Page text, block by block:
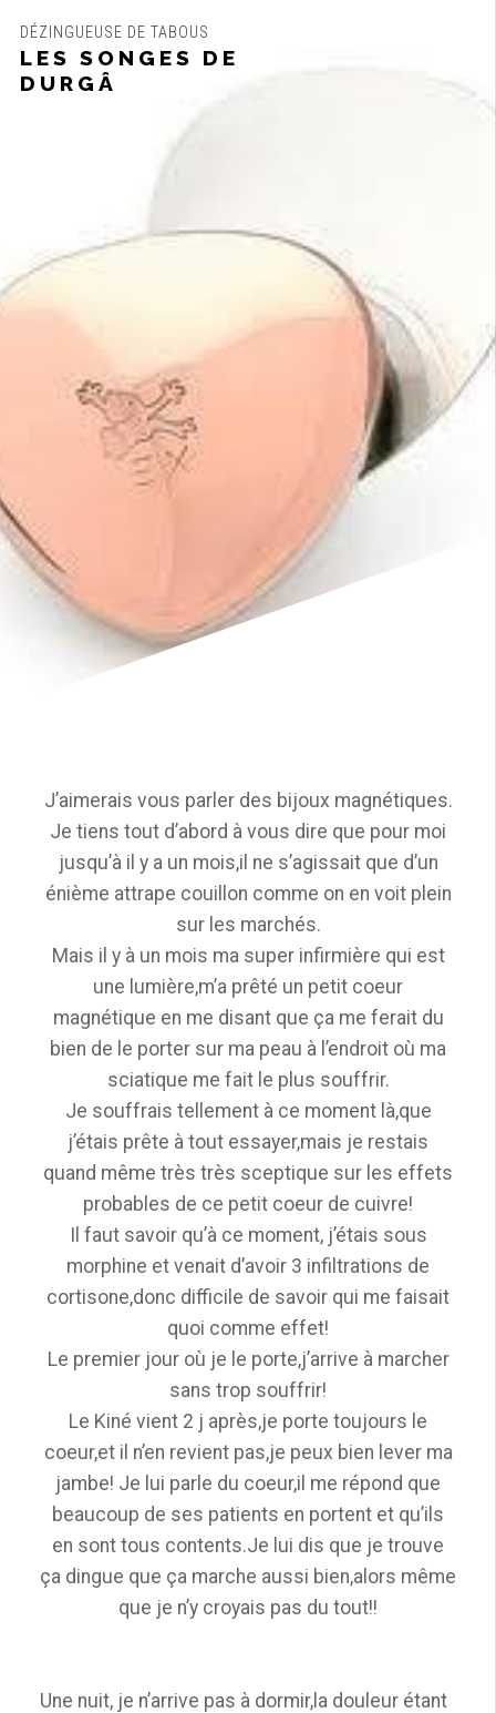
DÉZINGUEUSE DE TABOUS
LES SONGES DE
DURGÂ
J’aimerais vous parler des bijoux magnétiques.
Je tiens tout d’abord à vous dire que pour moi
jusqu’à il y a un mois,il ne s’agissait que d’un
énième attrape couillon comme on en voit plein
sur les marchés.
Mais il y à un mois ma super infirmière qui est
une lumière,m’a prêté un petit coeur
magnétique en me disant que ça me ferait du
bien de le porter sur ma peau à l’endroit où ma
sciatique me fait le plus souffrir.
Je souffrais tellement à ce moment là,que
j’étais prête à tout essayer,mais je restais
quand même très très sceptique sur les effets
probables de ce petit coeur de cuivre!
Il faut savoir qu’à ce moment, j’étais sous
morphine et venait d’avoir 3 infiltrations de
cortisone,donc difficile de savoir qui me faisait
quoi comme effet!
Le premier jour où je le porte,j’arrive à marcher
sans trop souffrir!
Le Kiné vient 2 j après,je porte toujours le
coeur,et il n’en revient pas,je peux bien lever ma
jambe! Je lui parle du coeur,il me répond que
beaucoup de ses patients en portent et qu’ils
en sont tous contents.Je lui dis que je trouve
ça dingue que ça marche aussi bien,alors même
que je n’y croyais pas du tout!!
Une nuit, je n’arrive pas à dormir,la douleur étant